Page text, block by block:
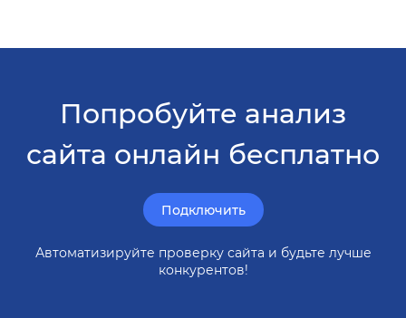
Попробуйте анализ
сайта онлайн бесплатно
Подключить
Автоматизируйте проверку сайта и будьте лучше
конкурентов!